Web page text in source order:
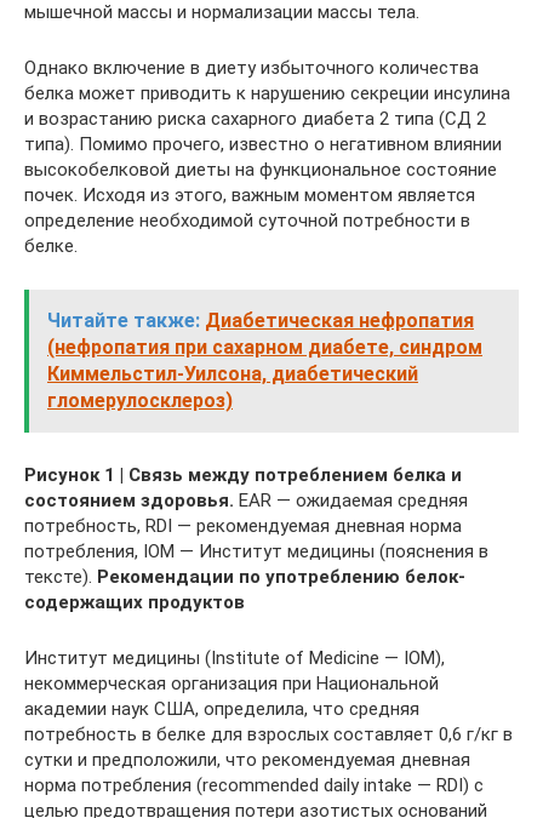
мышечной массы и нормализации массы тела.
Однако включение в диету избыточного количества
белка может приводить к нарушению секреции инсулина
и возрастанию риска сахарного диабета 2 типа (СД 2
типа). Помимо прочего, известно о негативном влиянии
высокобелковой диеты на функциональное состояние
почек. Исходя из этого, важным моментом является
определение необходимой суточной потребности в
белке.
Читайте также: Диабетическая нефропатия
(нефропатия при сахарном диабете, синдром
Киммельстил-Уилсона, диабетический
гломерулосклероз)
Рисунок 1 | Связь между потреблением белка и
состоянием здоровья. EAR — ожидаемая средняя
потребность, RDI — рекомендуемая дневная норма
потребления, IOM — Институт медицины (пояснения в
тексте). Рекомендации по употреблению белок-
содержащих продуктов
Институт медицины (Institute of Medicine — IOM),
некоммерческая организация при Национальной
академии наук США, определила, что средняя
потребность в белке для взрослых составляет 0,6 г/кг в
сутки и предположили, что рекомендуемая дневная
норма потребления (recommended daily intake — RDI) с
целью предотвращения потери азотистых оснований